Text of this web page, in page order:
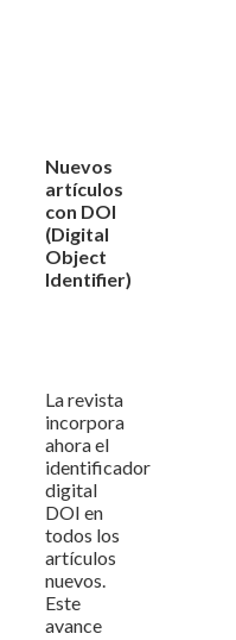
Nuevos
artículos
con DOI
(Digital
Object
Identifier)
La revista
incorpora
ahora el
identificador
digital
DOI en
todos los
artículos
nuevos.
Este
avance